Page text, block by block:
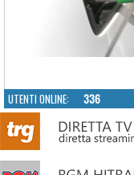
UTENTI ONLINE: 336